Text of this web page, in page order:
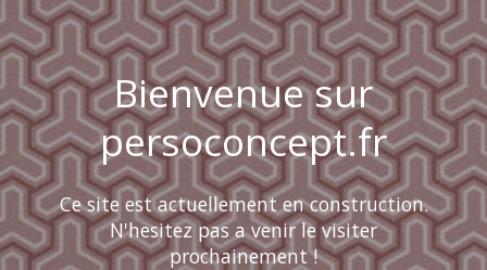
Bienvenue sur
persoconcept.fr
Ce site est actuellement en construction.
N'hesitez pas a venir le visiter
prochainement !